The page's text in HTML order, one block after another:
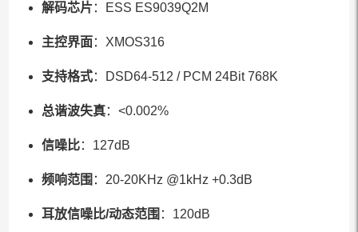
解码芯片 ：ESS ES9039Q2M
主控界面：XMOS316
支持格式：DSD64-512 / PCM 24Bit 768K
总谐波失真：<0.002%
信噪比：127dB
频响范围 ：20-20KHz @1kHz +0.3dB
耳放信噪比/动态范围 ：120dB